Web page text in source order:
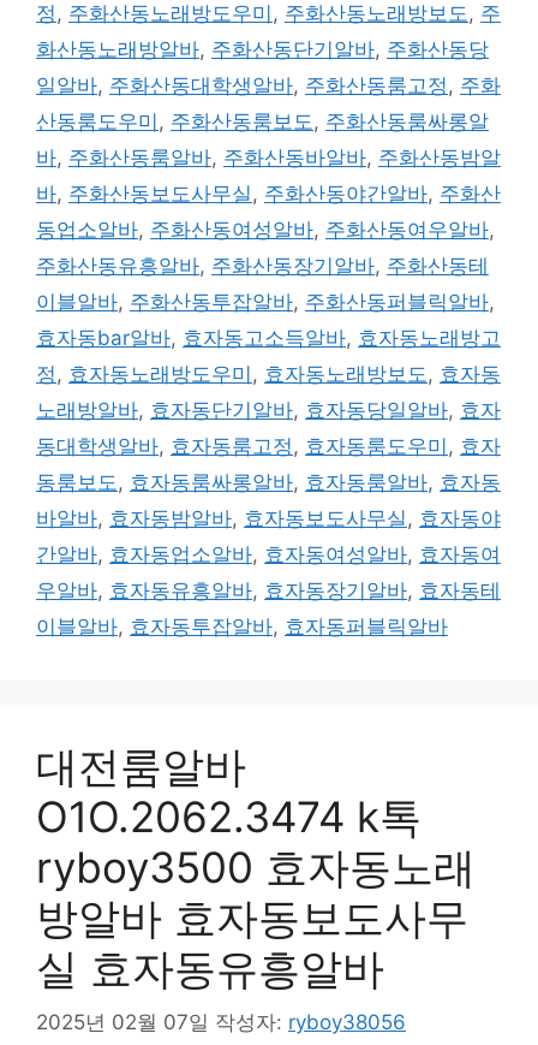
정, 주화산동노래방도우미 , 주화산동노래방보도, 주
화산동노래방알바, 주화산동단기알바, 주화산동당
일알바, 주화산동대학생알바, 주화산동룸고정, 주화
산동룸도우미 , 주화산동룸보도, 주화산동룸싸롱알
바, 주화산동룸알바, 주화산동바알바, 주화산동밤알
바, 주화산동보도사무실, 주화산동야간알바, 주화산
동업소알바, 주화산동여성알바, 주화산동여우알바,
주화산동유흥알바, 주화산동장기알바, 주화산동테
이블알바, 주화산동투잡알바, 주화산동퍼블릭알바,
효자동bar알바, 효자동고소득알바, 효자동노래방고
정, 효자동노래방도우미 , 효자동노래방보도, 효자동
노래방알바, 효자동단기알바, 효자동당일알바, 효자
동대학생알바, 효자동룸고정, 효자동룸도우미 , 효자
동룸보도, 효자동룸싸롱알바, 효자동룸알바, 효자동
바알바, 효자동밤알바, 효자동보도사무실, 효자동야
간알바, 효자동업소알바, 효자동여성알바, 효자동여
우알바, 효자동유흥알바, 효자동장기알바, 효자동테
이블알바, 효자동투잡알바, 효자동퍼블릭알바
대전룸알바
O1O.2062.3474 k톡
ryboy3500 효자동노래
방알바 효자동보도사무
실 효자동유흥알바
2025년 02월 07일 작성자: ryboy38056